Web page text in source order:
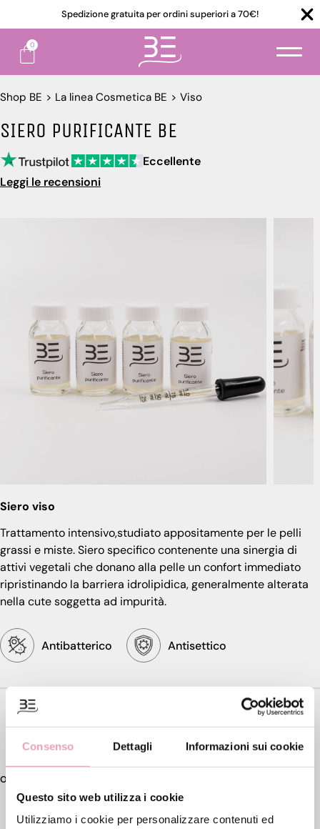
Consenso Dettagli Informazioni sui cookie
Questo sito web utilizza i cookie
Utilizziamo i cookie per personalizzare contenuti ed
Spedizione gratuita per ordini superiori a 70€!
0
Shop BE > La linea Cosmetica BE > Viso
SIERO PURIFICANTE BE
Eccellente
Leggi le recensioni
Siero viso
Trattamento intensivo,studiato appositamente per le pelli
grassi e miste. Siero specifico contenente una sinergia di
attivi vegetali che donano alla pelle un confort immediato
ripristinando la barriera idrolipidica, generalmente alterata
nella cute soggetta ad impurità.
Antibatterico Antisettico
€ 140, 00